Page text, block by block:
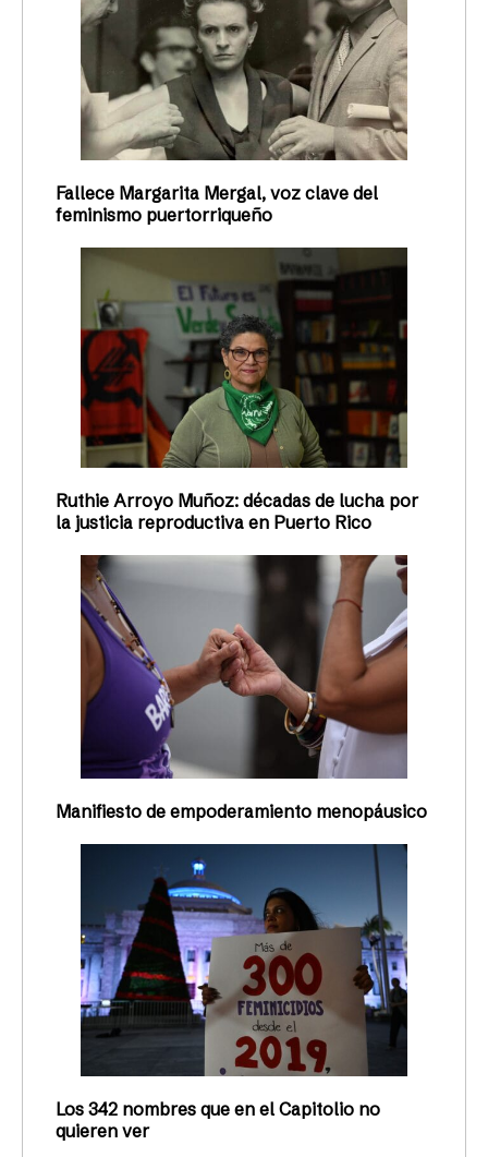
Fallece Margarita Mergal, voz clave del
feminismo puertorriqueño
Ruthie Arroyo Muñoz: décadas de lucha por
la justicia reproductiva en Puerto Rico
Manifiesto de empoderamiento menopáusico
Los 342 nombres que en el Capitolio no
quieren ver